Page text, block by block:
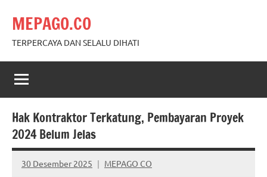
content
MEPAGO.CO
TERPERCAYA DAN SELALU DIHATI
Hak Kontraktor Terkatung, Pembayaran Proyek
2024 Belum Jelas
30 Desember 2025 MEPAGO CO
No